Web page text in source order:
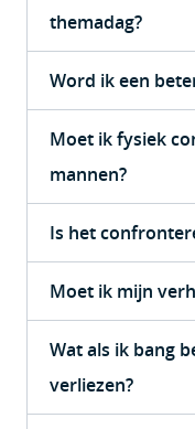
themadag?
Word ik een
Moet ik fysiek
mannen?
Is het
Moet ik mijn
Wat als ik bang
verliezen?